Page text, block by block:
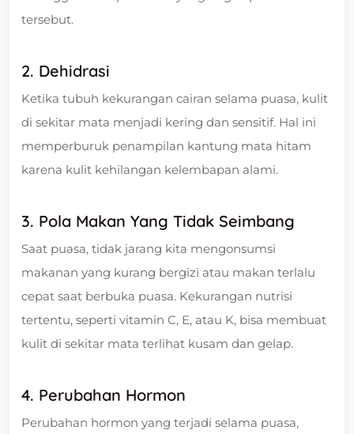
tersebut.
2. Dehidrasi
Ketika tubuh kekurangan cairan selama puasa, kulit
di sekitar mata menjadi kering dan sensitif. Hal ini
memperburuk penampilan kantung mata hitam
karena kulit kehilangan kelembapan alami.
3. Pola Makan Yang Tidak Seimbang
Saat puasa, tidak jarang kita mengonsumsi
makanan yang kurang bergizi atau makan terlalu
cepat saat berbuka puasa. Kekurangan nutrisi
tertentu, seperti vitamin C, E, atau K, bisa membuat
kulit di sekitar mata terlihat kusam dan gelap.
4. Perubahan Hormon
Perubahan hormon yang terjadi selama puasa,